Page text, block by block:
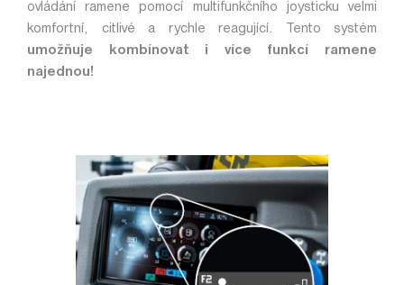
ovládání ramene pomocí multifunkčního joysticku velmi
komfortní, citlivé a rychle reagující. Tento systém
umožňuje kombínovat i více funkcí ramene
najednou!